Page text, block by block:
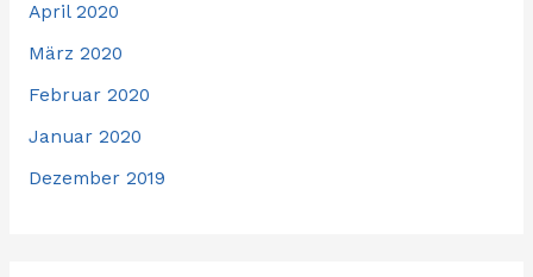
April 2020
März 2020
Februar 2020
Januar 2020
Dezember 2019